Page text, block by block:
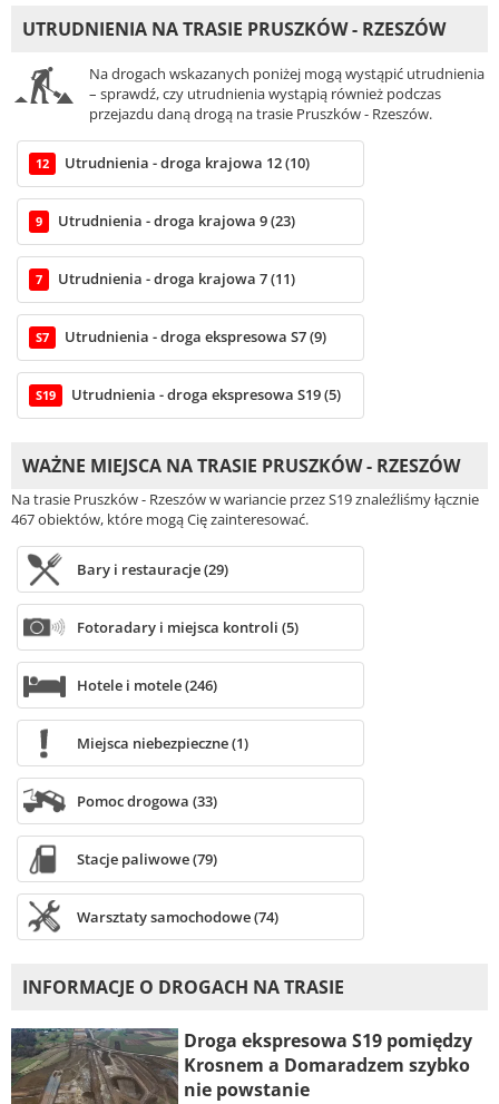
UTRUDNIENIA NA TRASIE PRUSZKÓW - RZESZÓW
Na drogach wskazanych poniżej mogą wystąpić utrudnienia
– sprawdź, czy utrudnienia wystąpią również podczas
przejazdu daną drogą na trasie Pruszków - Rzeszów.
12 Utrudnienia - droga krajowa 12 (10)
9 Utrudnienia - droga krajowa 9 (23)
7 Utrudnienia - droga krajowa 7 (11)
S7 Utrudnienia - droga ekspresowa S7 (9)
S19 Utrudnienia - droga ekspresowa S19 (5)
WAŻNE MIEJSCA NA TRASIE PRUSZKÓW - RZESZÓW
Na trasie Pruszków - Rzeszów w wariancie przez S19 znaleźliśmy łącznie
467 obiektów, które mogą Cię zainteresować.
Bary i restauracje (29)
Fotoradary i miejsca kontroli (5)
Hotele i motele (246)
Miejsca niebezpieczne (1)
Pomoc drogowa (33)
Stacje paliwowe (79)
Warsztaty samochodowe (74)
INFORMACJE O DROGACH NA TRASIE
Droga ekspresowa S19 pomiędzy
Krosnem a Domaradzem szybko
nie powstanie